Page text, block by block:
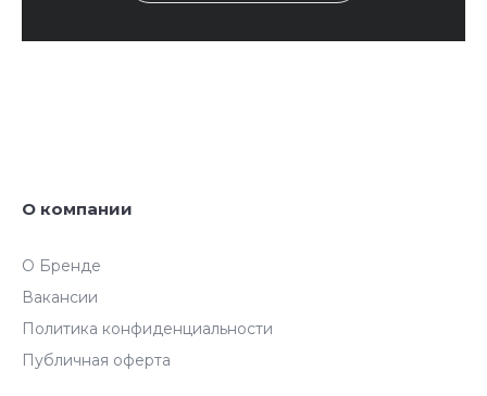
О компании
О Бренде
Вакансии
Политика конфиденциальности
Публичная оферта